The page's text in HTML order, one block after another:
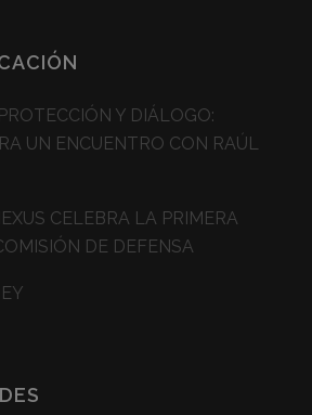
Y DIÁLOGO:
UN ENCUENTRO CON RAÚL
CELEBRA LA PRIMERA
DE DEFENSA